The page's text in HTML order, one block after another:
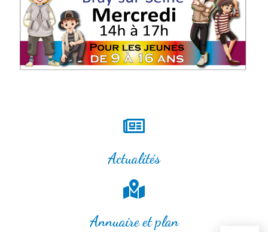
Actualités
Annuaire et plan